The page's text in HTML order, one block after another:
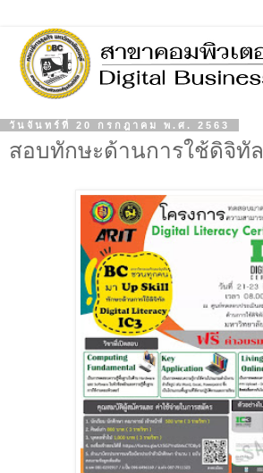
วันจันทร์ที่ 20 กรกฎาคม พ.ศ. 2563
สอบทักษะด้านการใช้ดิจิทัล